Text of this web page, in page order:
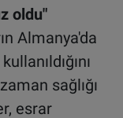
oldu"
Almanya'da
sağlığı
esrar